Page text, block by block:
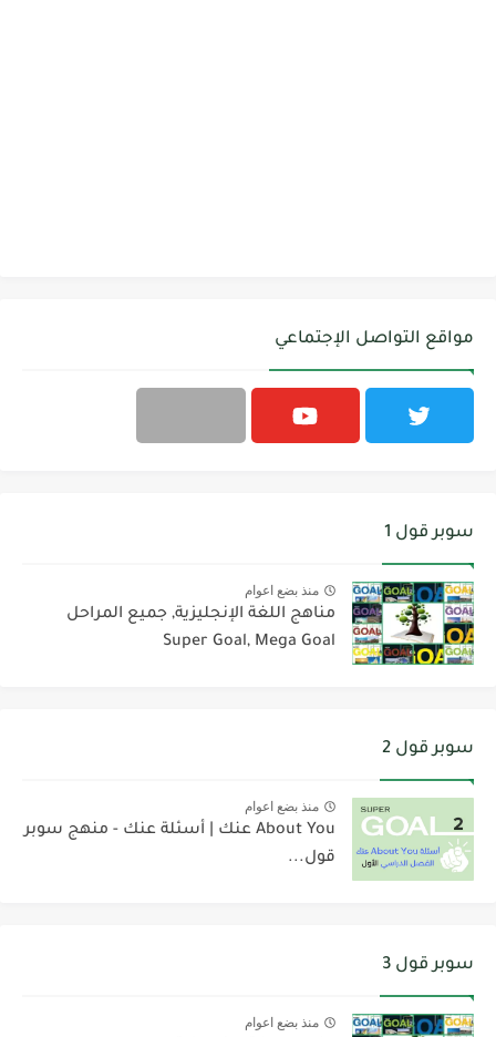
مواقع التواصل الإجتماعي
سوبر قول 1
منذ بضع اعوام
مناهج اللغة الإنجليزية, جميع المراحل
Super Goal, Mega Goal
سوبر قول 2
منذ بضع اعوام
About You عنك | أسئلة عنك - منهج سوبر
قول...
سوبر قول 3
منذ بضع اعوام